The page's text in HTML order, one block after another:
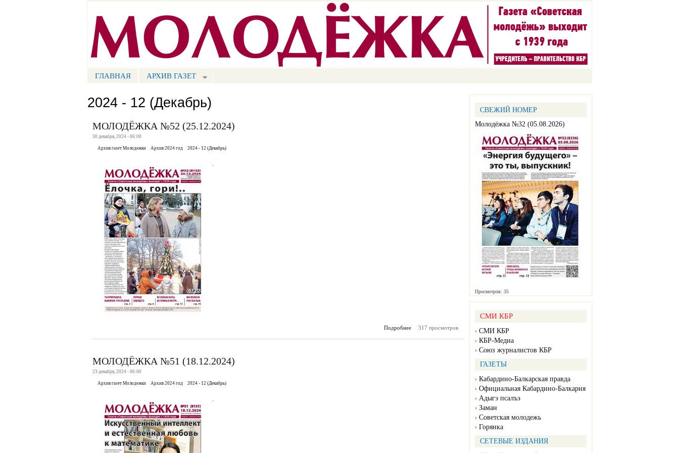
Перейти к
основному
Портал СМИ КБР
МЕНЮ СМ
ГЛАВНАЯ АРХИВ ГАЗЕТ
СВЕЖИЙ НОМЕР
Молодёжка №32 (05.08.2026)
Просмотров: 35
СМИ КБР
СМИ КБР
КБР-Медиа
Союз журналистов КБР
ГАЗЕТЫ
Кабардино-Балкарская правда
Официальная Кабардино-Балкария
Адыгэ псалъэ
Заман
Советская молодежь
Горянка
СЕТЕВЫЕ ИЗДАНИЯ
2024 - 12 (Декабрь)
МОЛОДЁЖКА №52 (25.12.2024)
30 декабря, 2024 - 06:00
Архив газет Молодежки Архив 2024 год 2024 - 12 (Декабрь)
Подробнее
о Молодёжка №52
317 просмотров
МОЛОДЁЖКА №51 (18.12.2024)
23 декабря, 2024 - 06:00
Архив газет Молодежки Архив 2024 год 2024 - 12 (Декабрь)